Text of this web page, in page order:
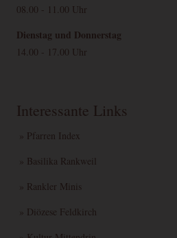
08.00 - 11.00 Uhr
Dienstag und Donnerstag
14.00 - 17.00 Uhr
Interessante Links
» Pfarren Index
» Basilika Rankweil
» Rankler Minis
» Diözese Feldkirch